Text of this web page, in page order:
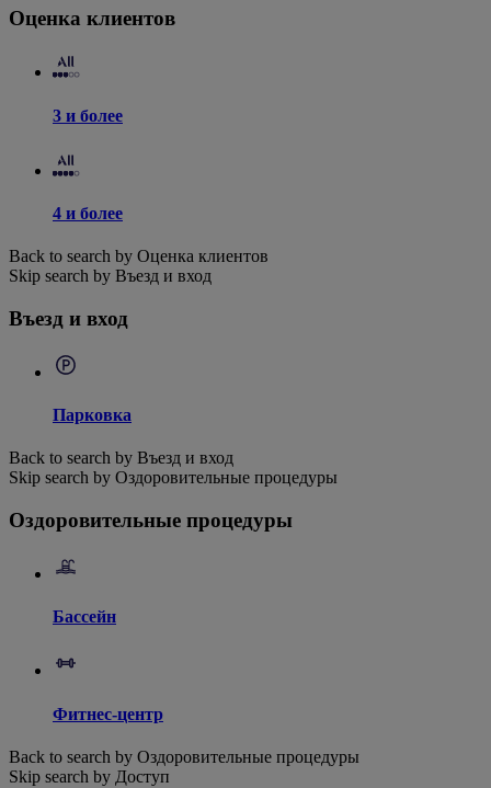
Оценка клиентов
3 и более
4 и более
Back to search by Оценка клиентов
Skip search by Въезд и вход
Въезд и вход
Парковка
Back to search by Въезд и вход
Skip search by Оздоровительные процедуры
Оздоровительные процедуры
Бассейн
Фитнес-центр
Back to search by Оздоровительные процедуры
Skip search by Доступ